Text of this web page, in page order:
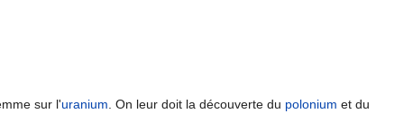
sur l'uranium. On leur doit la découverte du polonium et du